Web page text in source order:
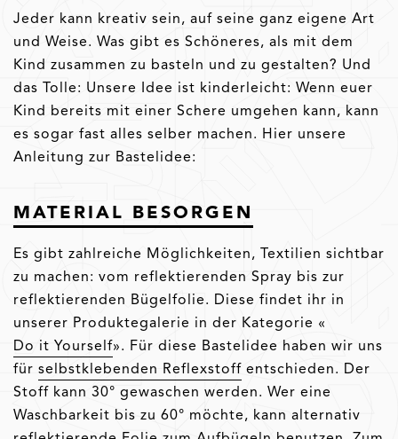
Jeder kann kreativ sein, auf seine ganz eigene Art
und Weise. Was gibt es Schöneres, als mit dem
Kind zusammen zu basteln und zu gestalten? Und
das Tolle: Unsere Idee ist kinderleicht: Wenn euer
Kind bereits mit einer Schere umgehen kann, kann
es sogar fast alles selber machen. Hier unsere
Anleitung zur Bastelidee:
MATERIAL BESORGEN
Es gibt zahlreiche Möglichkeiten, Textilien sichtbar
zu machen: vom reflektierenden Spray bis zur
reflektierenden Bügelfolie. Diese findet ihr in
unserer Produktegalerie in der Kategorie «
Do it Yourself». Für diese Bastelidee haben wir uns
für selbstklebenden Reflexstoff entschieden. Der
Stoff kann 30° gewaschen werden. Wer eine
Waschbarkeit bis zu 60° möchte, kann alternativ